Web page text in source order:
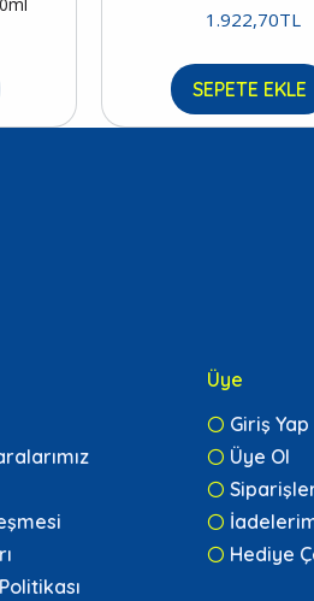
1.922,70TL
SEPETE EKLE
Üye
Giriş Yap
Üye Ol
Hediye